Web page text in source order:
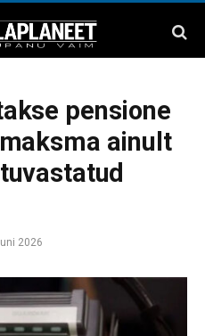
pensione
ainult
2026